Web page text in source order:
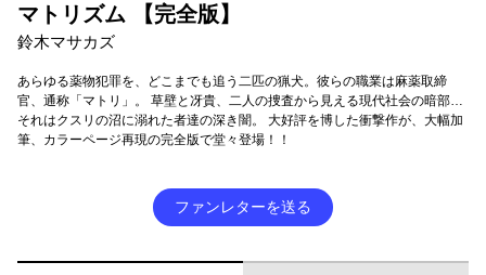
マトリズム 【完全版】
鈴木マサカズ
あらゆる薬物犯罪を、どこまでも追う二匹の猟犬。彼らの職業は麻薬取締
官、通称「マトリ」。 草壁と冴貴、二人の捜査から見える現代社会の暗部…
それはクスリの沼に溺れた者達の深き闇。 大好評を博した衝撃作が、大幅加
筆、カラーページ再現の完全版で堂々登場！！
ファンレターを送る